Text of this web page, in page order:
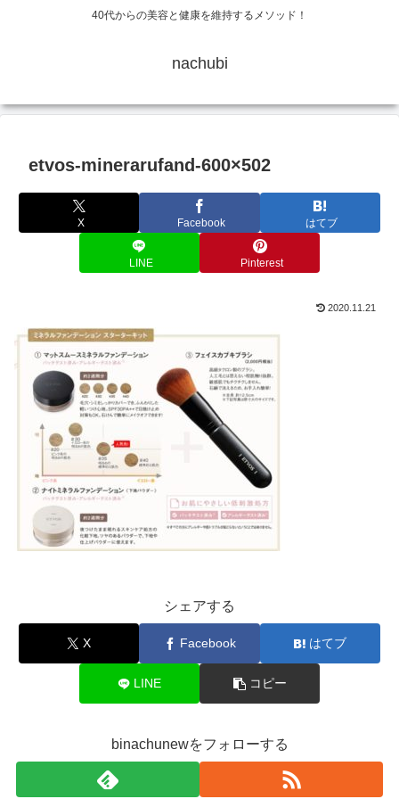
40代からの美容と健康を維持するメソッド！
nachubi
etvos-minerarufand-600×502
X Facebook はてブ
LINE Pinterest
2020.11.21
シェアする
X Facebook はてブ
LINE コピー
binachunewをフォローする